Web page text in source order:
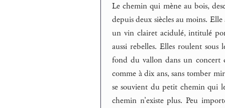
Le chemin qui mène au bois,
depuis deux siècles au moins.
un vin clairet acidulé, intitulé
aussi rebelles. Elles roulent sous
fond du vallon dans un concert
comme à dix ans, sans tomber
se souvient du petit chemin qui
chemin n’existe plus. Peu